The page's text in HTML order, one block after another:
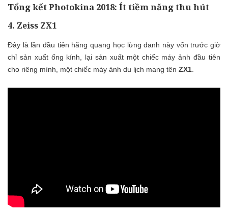
Tổng kết Photokina 2018: Ít tiềm năng thu hút
4. Zeiss ZX1
Đây là lần đầu tiên hãng quang học lừng danh này vốn trước giờ
chỉ sản xuất ống kính, lại sản xuất một chiếc máy ảnh đầu tiên
cho riêng mình, một chiếc máy ảnh du lịch mang tên ZX1